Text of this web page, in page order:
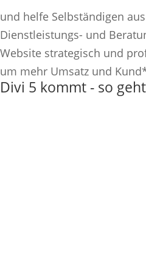
und helfe Selbständigen
Dienstleistungs- und
Website strategisch und
um mehr Umsatz und
Divi 5 kommt - so